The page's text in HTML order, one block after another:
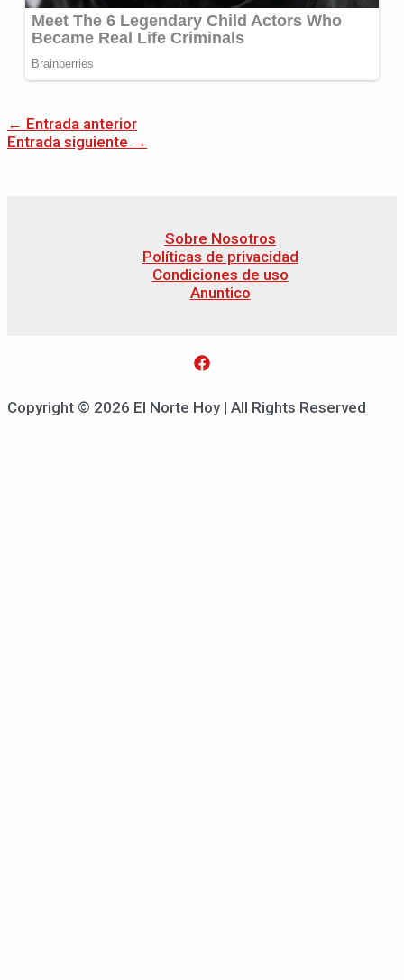
← Entrada anterior
Entrada siguiente →
Sobre Nosotros
Políticas de privacidad
Condiciones de uso
Anuntico
Copyright © 2026 El Norte Hoy | All Rights Reserved